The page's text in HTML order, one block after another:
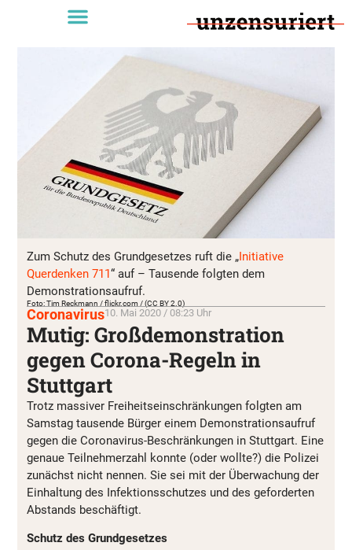
Zum Schutz des Grundgesetzes ruft die „Initiative
Querdenken 711“ auf – Tausende folgten dem
Demonstrationsaufruf.
Foto: Tim Reckmann / flickr.com / (CC BY 2.0)
Coronavirus10. Mai 2020 / 08:23 Uhr
Mutig: Großdemonstration
gegen Corona-Regeln in
Stuttgart
Trotz massiver Freiheitseinschränkungen folgten am
Samstag tausende Bürger einem Demonstrationsaufruf
gegen die Coronavirus-Beschränkungen in Stuttgart. Eine
genaue Teilnehmerzahl konnte (oder wollte?) die Polizei
zunächst nicht nennen. Sie sei mit der Überwachung der
Einhaltung des Infektionsschutzes und des geforderten
Abstands beschäftigt.
Schutz des Grundgesetzes